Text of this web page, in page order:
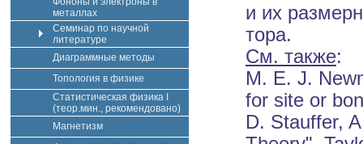
металлах
Семинар по научной
литературе
Диаграммные методы
Топология в физике
Статистическая физика I
(теор.мин., рекомендовано)
Магнетизм
и их
тора.
См. также:
M. E. J.
for site or
D. Stauffer,